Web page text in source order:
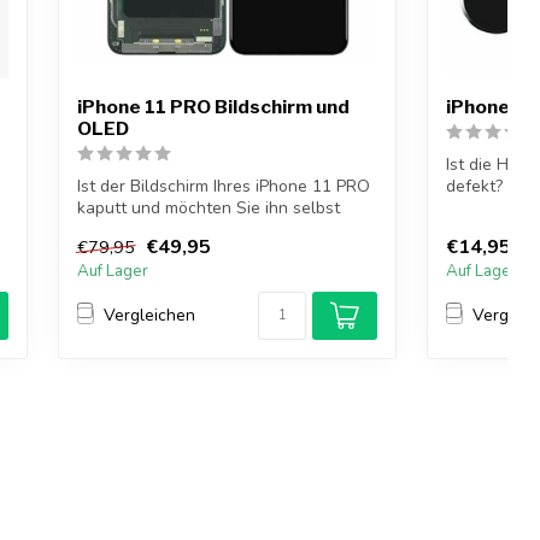
iPhone 11 PRO Bildschirm und
OLED
Ist der Bildschirm Ihres iPhone 11 PRO
kaputt und möchten Sie ihn selbst
€79,95 €49,95
Auf Lager
Vergleichen
iPhone 8
Ist die
defekt?
€14,95
Auf Lager